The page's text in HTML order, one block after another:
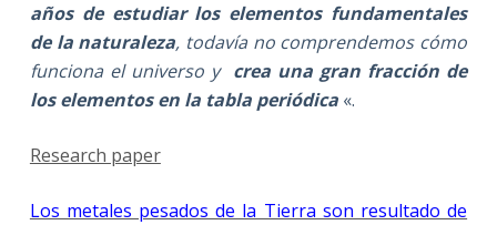
años de estudiar los elementos fundamentales
de la naturaleza, todavía no comprendemos cómo
funciona el universo y crea una gran fracción de
los elementos en la tabla periódica«.
Research paper
Los metales pesados de la Tierra son resultado de